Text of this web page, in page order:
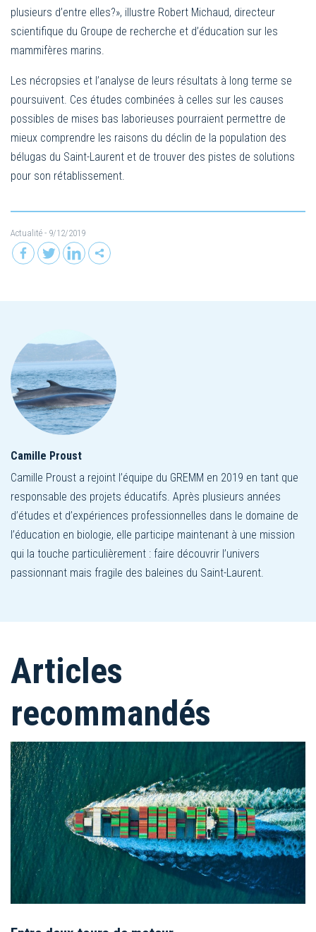
plusieurs d’entre elles?», illustre Robert Michaud, directeur
scientifique du Groupe de recherche et d’éducation sur les
mammifères marins.
Les nécropsies et l’analyse de leurs résultats à long terme se
poursuivent. Ces études combinées à celles sur les causes
possibles de mises bas laborieuses pourraient permettre de
mieux comprendre les raisons du déclin de la population des
bélugas du Saint-Laurent et de trouver des pistes de solutions
pour son rétablissement.
Actualité - 9/12/2019
Camille Proust
Camille Proust a rejoint l’équipe du GREMM en 2019 en tant que
responsable des projets éducatifs. Après plusieurs années
d’études et d’expériences professionnelles dans le domaine de
l’éducation en biologie, elle participe maintenant à une mission
qui la touche particulièrement : faire découvrir l’univers
passionnant mais fragile des baleines du Saint-Laurent.
Articles
recommandés